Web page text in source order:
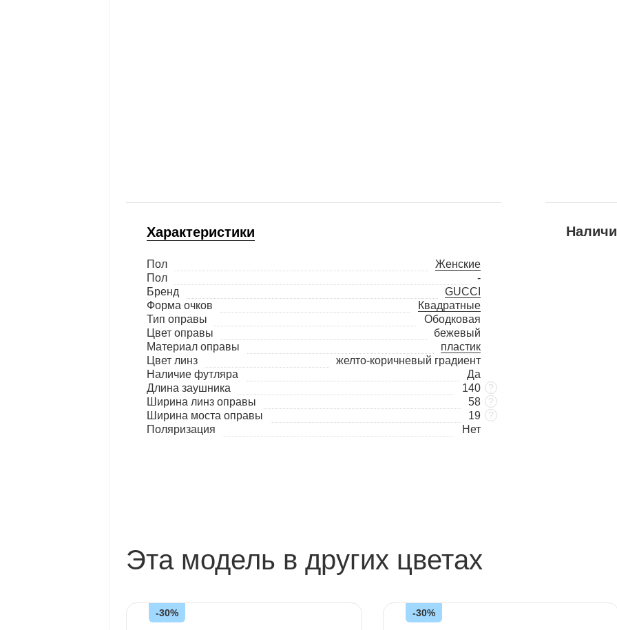
Характеристики
Пол
Женские
Пол
-
Бренд
GUCCI
Форма очков
Квадратные
Тип оправы
Ободковая
Цвет оправы
бежевый
Материал оправы
пластик
Цвет линз
желто-коричневый градиент
Наличие футляра
Да
Длина заушника
140 ?
Ширина линз оправы 58 ?
Ширина моста оправы 19 ?
Поляризация Нет
Эта модель в других цветах
-30% -30%